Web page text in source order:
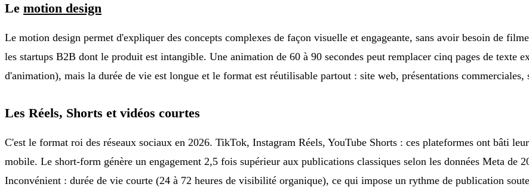
Le motion design
Le motion design permet d'expliquer des concepts complexes de façon visuelle et engageante, sans avoir besoin de
les startups B2B dont le produit est intangible. Une animation de 60 à 90 secondes peut remplacer cinq pages de texte
d'animation), mais la durée de vie est longue et le format est réutilisable partout : site web, présentations commerciales,
Les Réels, Shorts et vidéos courtes
C'est le format roi des réseaux sociaux en 2026. TikTok, Instagram Réels, YouTube Shorts : ces plateformes ont bâti
mobile. Le short-form génère un engagement 2,5 fois supérieur aux publications classiques selon les données Meta de
Inconvénient : durée de vie courte (24 à 72 heures de visibilité organique), ce qui impose un rythme de publication